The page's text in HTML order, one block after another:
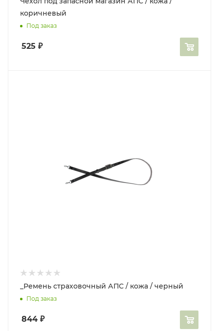
коричневый
Под заказ
525 ₽
_Ремень страховочный АПС / кожа / черный
Под заказ
844 ₽